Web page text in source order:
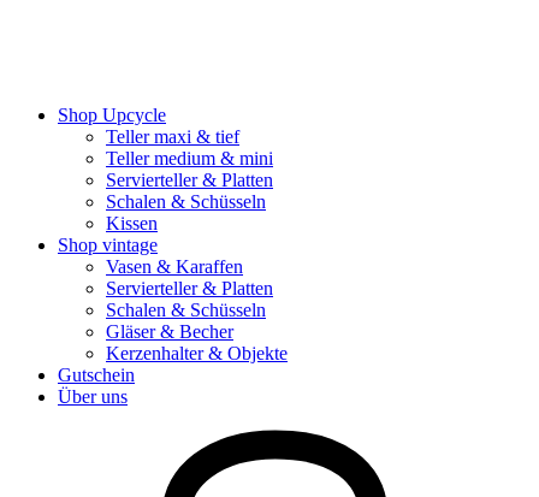
Shop Upcycle
Teller maxi & tief
Teller medium & mini
Servierteller & Platten
Schalen & Schüsseln
Kissen
Shop vintage
Vasen & Karaffen
Servierteller & Platten
Schalen & Schüsseln
Gläser & Becher
Kerzenhalter & Objekte
Gutschein
Über uns